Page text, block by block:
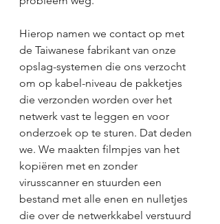
Hierop namen we contact op met
de Taiwanese fabrikant van onze
opslag-systemen die ons verzocht
om op kabel-niveau de pakketjes
die verzonden worden over het
netwerk vast te leggen en voor
onderzoek op te sturen. Dat deden
we. We maakten filmpjes van het
kopiëren met en zonder
virusscanner en stuurden een
bestand met alle enen en nulletjes
die over de netwerkkabel verstuurd